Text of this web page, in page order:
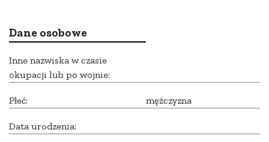
Dane osobowe
Inne nazwiska w czasie
okupacji lub po wojnie:
Płeć: mężczyzna
Data urodzenia: